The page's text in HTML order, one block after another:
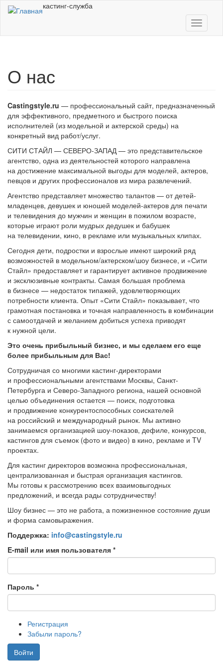
Перейти к основному содержанию
кастинг-служба
Toggle
О нас
Castingstyle.ru — профессиональный сайт, предназначенный
для эффективного, предметного и быстрого поиска
исполнителей (из модельной и актерской среды) на
конкретный вид работ/услуг.
СИТИ СТАЙЛ — СЕВЕРО-ЗАПАД — это представительское
агентство, одна из деятельностей которого направлена
на достижение максимальной выгоды для моделей, актеров,
певцов и других профессионалов из мира развлечений.
Агентство представляет множество талантов — от детей-
младенцев, девушек и юношей моделей-актеров для печати
и телевидения до мужчин и женщин в пожилом возрасте,
которые играют роли мудрых дедушек и бабушек
на телевидении, кино, в рекламе или музыкальных клипах.
Сегодня дети, подростки и взрослые имеют широкий ряд
возможностей в модельном/актерском/шоу бизнесе, и «Сити
Стайл» предоставляет и гарантирует активное продвижение
и эксклюзивные контракты. Самая большая проблема
в бизнесе — недостаток типажей, удовлетворяющих
потребности клиента. Опыт «Сити Стайл» показывает, что
грамотная постановка и точная направленность в комбинации
с самоотдачей и желанием добиться успеха приводят
к нужной цели.
Это очень прибыльный бизнес, и мы сделаем его еще
более прибыльным для Вас!
Сотрудничая со многими кастинг-директорами
и профессиональными агентствами Москвы, Санкт-
Петербурга и Северо-Западного региона, нашей основной
целью объединения остается — поиск, подготовка
и продвижение конкурентоспособных соискателей
на российский и международный рынок. Мы активно
занимаемся организацией шоу-показов, дефиле, конкурсов,
кастингов для съемок (фото и видео) в кино, рекламе и TV
проектах.
Для кастинг директоров возможна профессиональная,
централизованная и быстрая организация кастингов.
Мы готовы к рассмотрению всех взаимовыгодных
предложений, и всегда рады сотрудничеству!
Шоу бизнес — это не работа, а пожизненное состояние души
и форма самовыражения.
Поддержка: info@castingstyle.ru
E-mail или имя пользователя *
Пароль *
Регистрация
Забыли пароль?
Войти